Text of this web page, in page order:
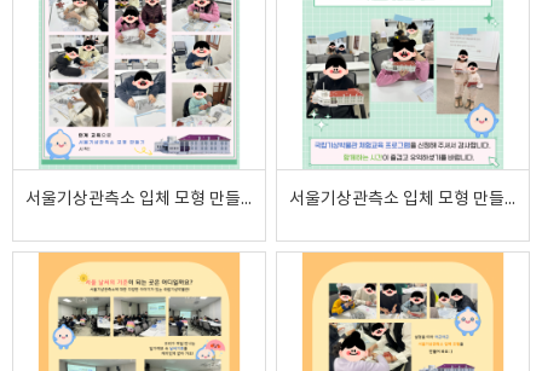
서울기상관측소 입체 모형 만들기 2025.02.19. 서울기상관측소 입체 모형 만들기 2025.02.19.